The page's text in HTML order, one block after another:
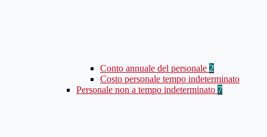
Conto annuale del personale 2
Costo personale tempo indeterminato
Personale non a tempo indeterminato 7